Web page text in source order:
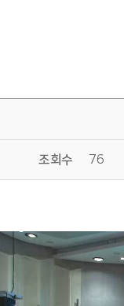
조회수 76